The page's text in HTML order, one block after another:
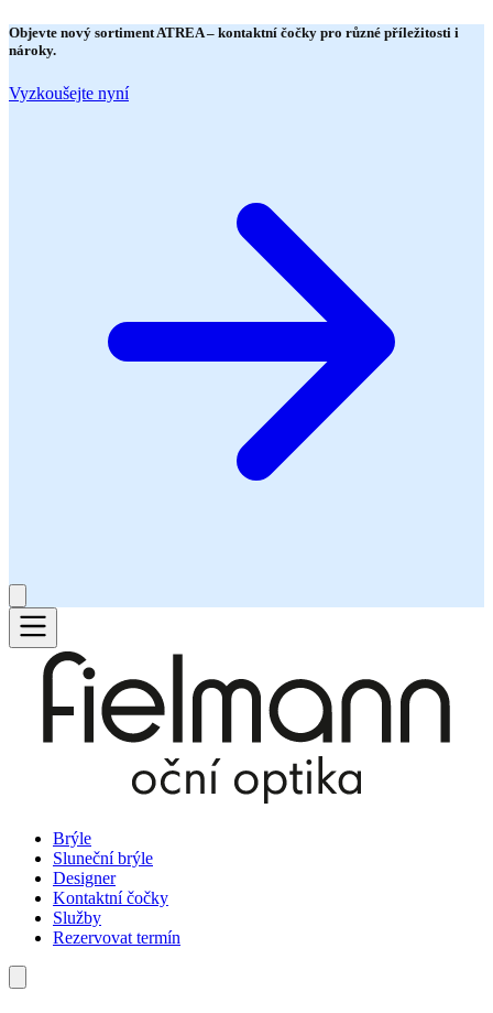
Objevte nový sortimentATREA– kontaktní čočky pro různé příležitosti i
nároky.
Vyzkoušejte nyní
Brýle
Sluneční brýle
Designer
Kontaktní čočky
Služby
Rezervovat termín